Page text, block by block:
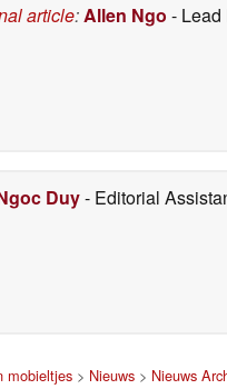
article:Allen Ngo - Lead
Duy- Editorial
mobieltjes > Nieuws > Nieuws